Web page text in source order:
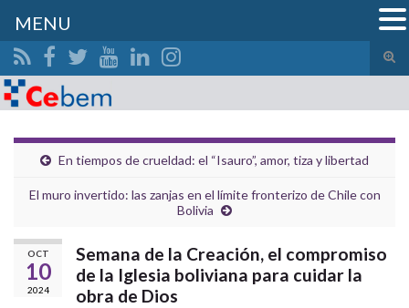
el
Search for:
En tiempos de crueldad: el “Isauro”, amor, tiza y libertad
El muro invertido: las zanjas en el límite fronterizo de Chile con
Bolivia
OCT
10
2024
Semana de la Creación, el compromiso
de la Iglesia boliviana para cuidar la
obra de Dios
MENU